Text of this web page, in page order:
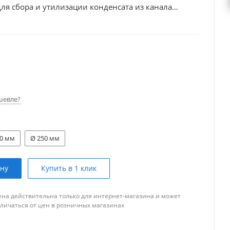
сбора и утилизации конденсата из канала
мм Ø 250 мм
Купить в 1 клик
действительна только для интернет-магазина и может
от цен в розничных магазинах